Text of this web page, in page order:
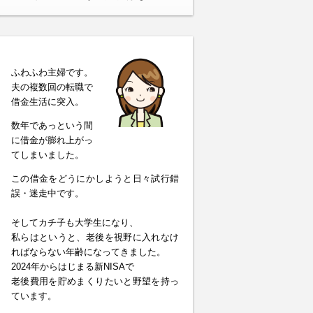
ふわふわ主婦です。
夫の複数回の転職で
借金生活に突入。
数年であっという間
に借金が膨れ上がっ
てしまいました。
この借金をどうにかしようと日々試行錯
誤・迷走中です。
そしてカチ子も大学生になり、
私らはというと、老後を視野に入れなけ
ればならない年齢になってきました。
2024年からはじまる新NISAで
老後費用を貯めまくりたいと野望を持っ
ています。